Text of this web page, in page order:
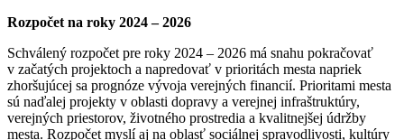
Rozpočet na roky 2024 – 2026
Schválený rozpočet pre roky 2024 – 2026 má snahu pokračovať
v začatých projektoch a napredovať v prioritách mesta napriek
zhoršujúcej sa prognóze vývoja verejných financií. Prioritami mesta
sú naďalej projekty v oblasti dopravy a verejnej infraštruktúry,
verejných priestorov, životného prostredia a kvalitnejšej údržby
mesta. Rozpočet myslí aj na oblasť sociálnej spravodlivosti, kultúry